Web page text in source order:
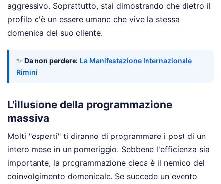
aggressivo. Soprattutto, stai dimostrando che dietro il
profilo c'è un essere umano che vive la stessa
domenica del suo cliente.
✨ Da non perdere: La Manifestazione Internazionale
Rimini
L'illusione della programmazione
massiva
Molti "esperti" ti diranno di programmare i post di un
intero mese in un pomeriggio. Sebbene l'efficienza sia
importante, la programmazione cieca è il nemico del
coinvolgimento domenicale. Se succede un evento